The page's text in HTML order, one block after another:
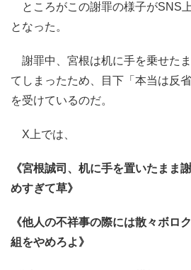
ところがこの謝罪の様子がSNS
となった。
謝罪中、宮根は机に手を乗せた
てしまったため、目下「本当は反
を受けているのだ。
X上では、
《宮根誠司、机に手を置いたまま
めすぎて草》
《他人の不祥事の際には散々ボロ
組をやめろよ》